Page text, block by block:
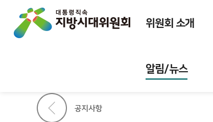
위원회 소개
알림/뉴스
공지사항